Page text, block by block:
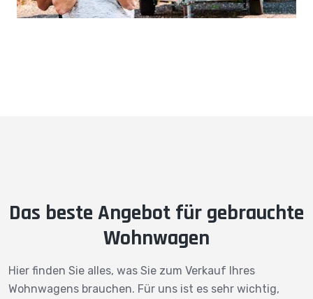
Das beste Angebot für gebrauchte
Wohnwagen
Hier finden Sie alles, was Sie zum Verkauf Ihres
Wohnwagens brauchen. Für uns ist es sehr wichtig,